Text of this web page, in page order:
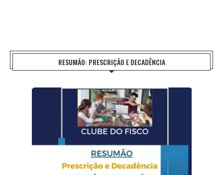
RESUMÃO: PRESCRIÇÃO E DECADÊNCIA